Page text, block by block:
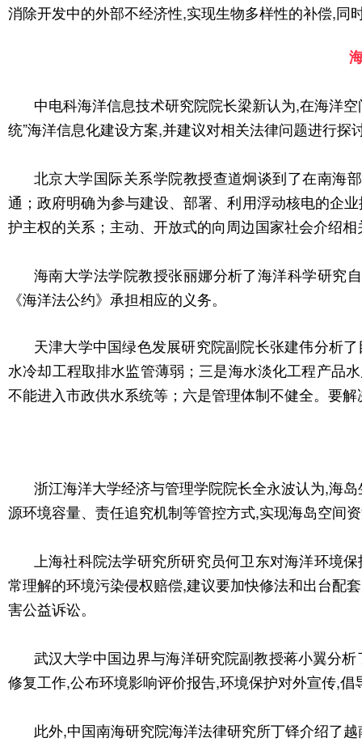
消除开发中的外部不经济性,实现生物多样性的补偿,
中电科海洋信息技术研究院院长梁新认为,在海洋
统”海洋信息化建设方案,并建议对相关法律问题进行探
北京大学国际关系学院教授查道炯谈到了在南海
通；政府明确为参与建设、部署、利用浮动核电的企
护主权的关系；主动、开放式的向周边国家社会介绍
海南大学法学院教授张丽娜分析了海洋科学研究
《海洋法公约》承担相应的义务。
天津大学中国绿色发展研究院副院长张建伟分析
水冷却工程取排水监管薄弱；三是海水淡化工程产品
不能进入市政供水系统等；六是管理体制不健全。要
浙江海洋大学经济与管理学院院长全永波认为,海
源环境容量、责任追究机制等管控方式,实现海岛空间
上海社科院法学研究所研究员何卫东对海洋环境
常理解的环境污染侵权赔偿,建议要加快修法和出台配
害公益诉讼。
武汉大学中国边界与海洋研究院副教授蒋小翼分
修复工作,公布环境影响评价报告,环境保护对外宣传,
此外,中国南海研究院海洋法律研究所丁铎介绍了